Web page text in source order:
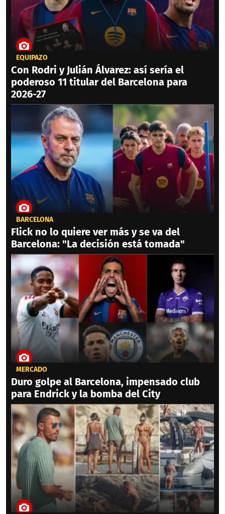
EQUIPAZO
Con Rodri y Julián Álvarez: así sería el
poderoso 11 titular del Barcelona para
2026-27
BARCELONA
Flick no lo quiere ver más y se va del
Barcelona: "La decisión está tomada"
MERCADO
Duro golpe al Barcelona, impensado club
para Endrick y la bomba del City